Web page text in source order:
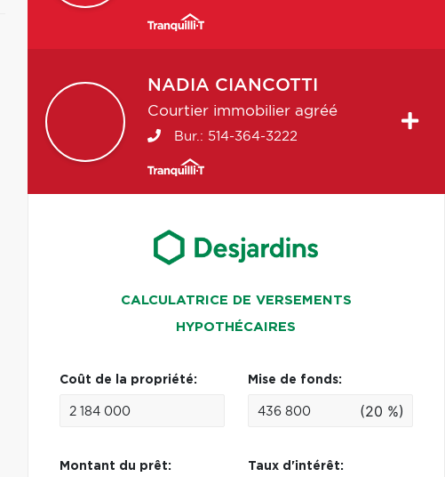
NADIA CIANCOTTI
Courtier immobilier agréé
Bur.: 514-364-3222
CALCULATRICE DE VERSEMENTS
HYPOTHÉCAIRES
Coût de la propriété: Mise de fonds:
(20 %)
Montant du prêt: Taux d'intérêt: